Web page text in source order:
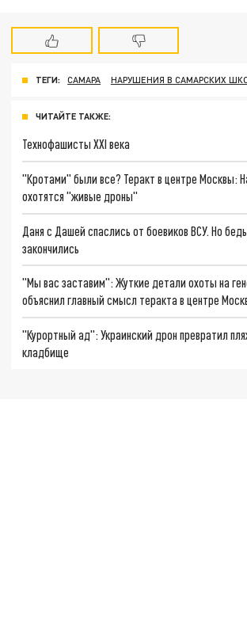
ТЕГИ: САМАРА НАРУШЕНИЯ В САМАРСКИХ
ЧИТАЙТЕ ТАКЖЕ:
Технофашисты XXI века
"Кротами" были все? Теракт в центре Москвы:
охотятся "живые дроны"
Даня с Дашей спаслись от боевиков ВСУ. Но
закончились
"Мы вас заставим": Жуткие детали охоты на
объяснил главный смысл теракта в центре
"Курортный ад": Украинский дрон превратил
кладбище